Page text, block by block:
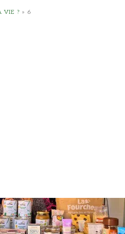
VIE ? » 6